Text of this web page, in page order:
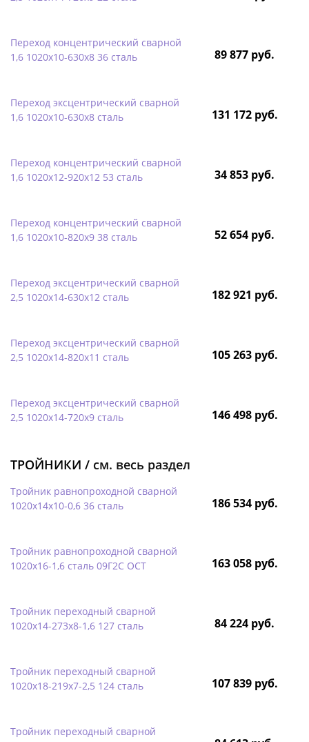
Переход концентрический сварной
1,6 1020х10-630х8 36 сталь
89 877 руб.
Переход эксцентрический сварной
1,6 1020х10-630х8 сталь
131 172 руб.
Переход концентрический сварной
1,6 1020х12-920х12 53 сталь
34 853 руб.
Переход концентрический сварной
1,6 1020х10-820х9 38 сталь
52 654 руб.
Переход эксцентрический сварной
2,5 1020х14-630х12 сталь
182 921 руб.
Переход эксцентрический сварной
2,5 1020х14-820х11 сталь
105 263 руб.
Переход эксцентрический сварной
2,5 1020х14-720х9 сталь
146 498 руб.
ТРОЙНИКИ / см. весь раздел
Тройник равнопроходной сварной
1020х14х10-0,6 36 сталь
186 534 руб.
Тройник равнопроходной сварной
1020х16-1,6 сталь 09Г2С ОСТ
163 058 руб.
Тройник переходный сварной
1020х14-273х8-1,6 127 сталь
84 224 руб.
Тройник переходный сварной
1020х18-219х7-2,5 124 сталь
107 839 руб.
Тройник переходный сварной